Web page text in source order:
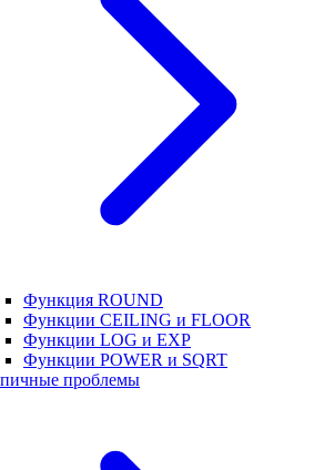
Функция ROUND
Функции CEILING и FLOOR
Функции LOG и EXP
Функции POWER и SQRT
проблемы